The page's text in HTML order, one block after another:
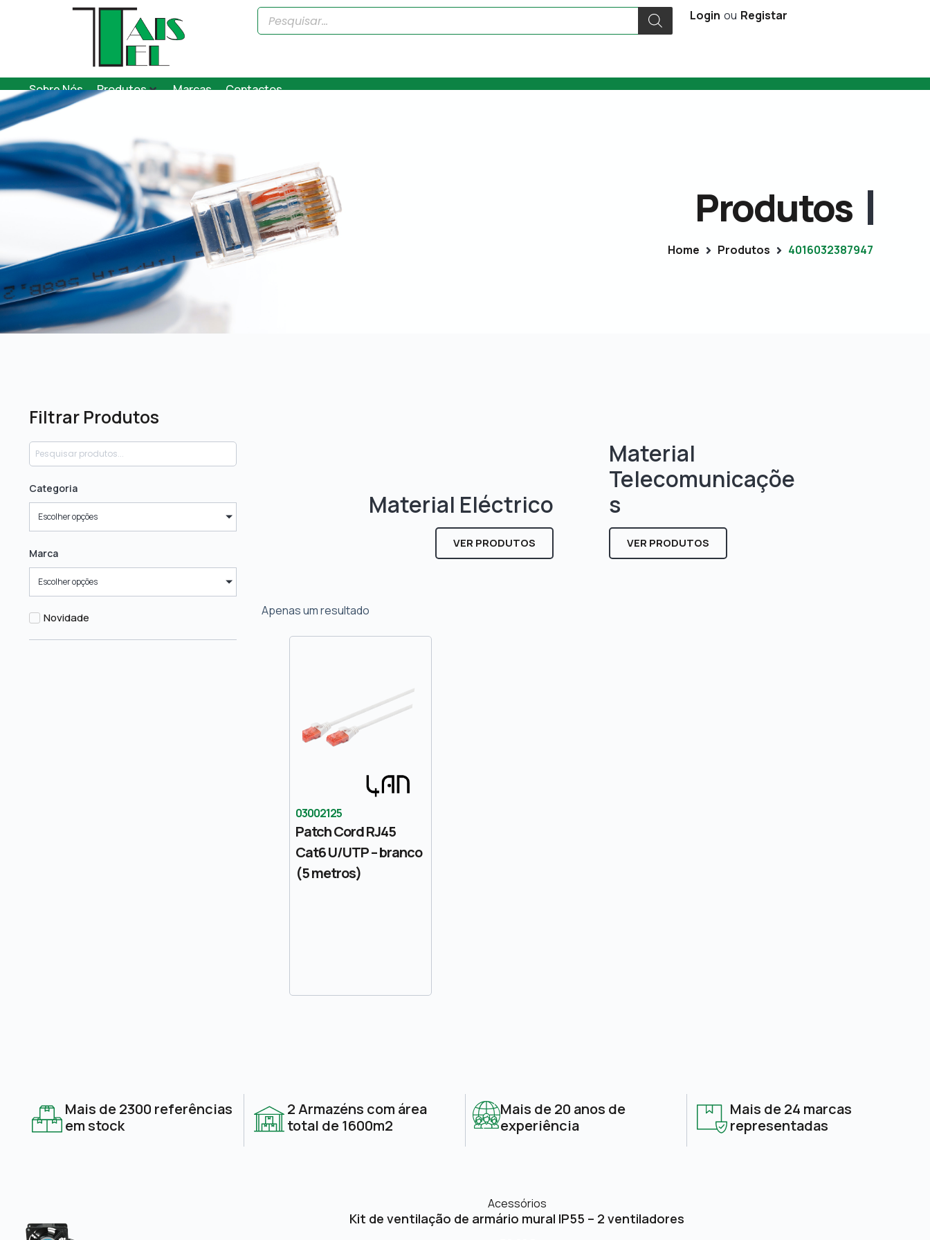
Login ou Registar
Sobre Nós Produtos Marcas Contactos
Produtos
Home Produtos 4016032387947
Filtrar Produtos
Categoria
Escolher opções
Marca
Escolher opções
Novidade
Material Eléctrico
VER PRODUTOS
Material
Telecomunicaçõe
s
VER PRODUTOS
Apenas um resultado
03002125
Patch Cord RJ45
Cat6 U/UTP – branco
(5 metros)
Mais de 2300 referências
em stock
2 Armazéns com área
total de 1600m2
Mais de 20 anos de
experiência
Mais de 24 marcas
representadas
Acessórios
Kit de ventilação de armário mural IP55 – 2 ventiladores